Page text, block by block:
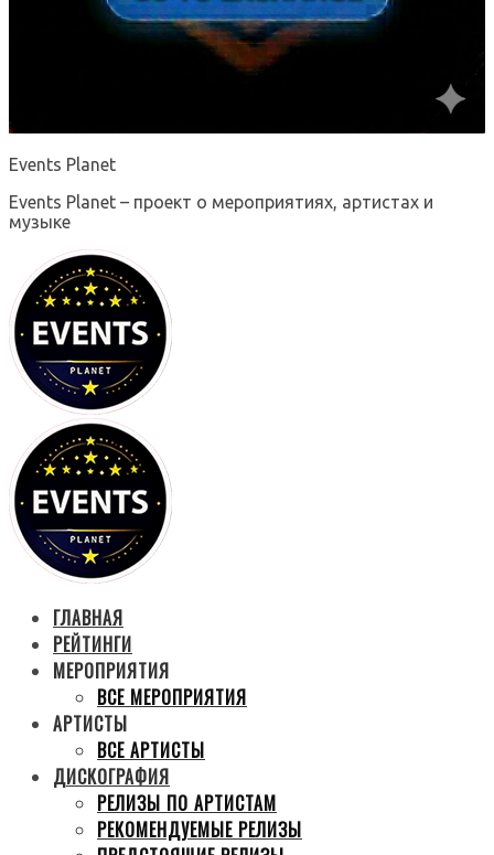
Events Planet
Events Planet – проект о мероприятиях, артистах и
музыке
ГЛАВНАЯ
РЕЙТИНГИ
МЕРОПРИЯТИЯ
ВСЕ МЕРОПРИЯТИЯ
АРТИСТЫ
ВСЕ АРТИСТЫ
ДИСКОГРАФИЯ
РЕЛИЗЫ ПО АРТИСТАМ
РЕКОМЕНДУЕМЫЕ РЕЛИЗЫ